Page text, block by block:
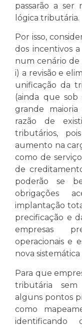
passarão a ser
lógica tributária.
Por isso,
dos incentivos
num cenário de
i) a revisão e
unificação da
(ainda que sob
grande
razão de
tributários,
aumento na
como de
de
poderão se
obrigações
implantação
precificação e
empresas
operacionais e
nova
Para que
tributária sem
alguns pontos
como
identificando